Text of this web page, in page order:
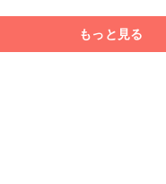
もっと見る